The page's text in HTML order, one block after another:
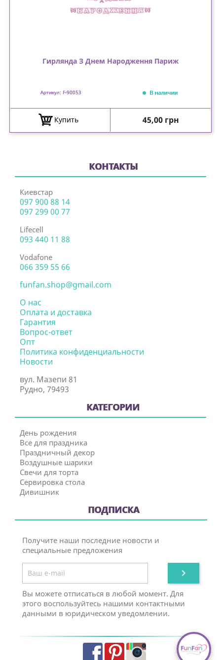
Гирлянда З Днем Народження Париж
Артикул: F-90053 В наличии
Купить Цена
45,00 грн
КОНТАКТЫ
Киевстар
097 900 88 14
097 299 00 77
Lifecell
093 440 11 88
Vodafone
066 359 55 66
funfan.shop@gmail.com
О нас
Оплата и доставка
Гарантия
Вопрос-ответ
Опт
Политика конфиденциальности
Новости
вул. Мазепи 81
Рудно, 79493
КАТЕГОРИИ
День рождения
Все для праздника
Праздничный декор
Воздушные шарики
Свечи для торта
Сервировка стола
Дивишник
ПОДПИСКА
Получите наши последние новости и
специальные предложения

Вы можете отписаться в любой момент. Для
этого воспользуйтесь нашими контактными
данными в юридическом уведомлении.
FacebookPinterestInstagram